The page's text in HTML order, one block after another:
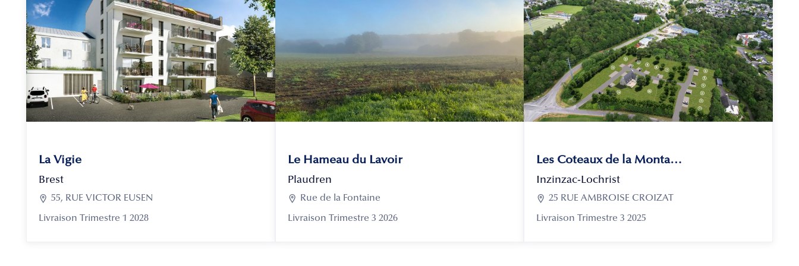
La Vigie
Brest
 55, RUE VICTOR EUSEN
Livraison Trimestre 1 2028
Le Hameau du Lavoir
Plaudren
 Rue de la Fontaine
Livraison Trimestre 3 2026
Les Coteaux de la Montagne
Inzinzac-Lochrist
 25 RUE AMBROISE CROIZAT
Livraison Trimestre 3 2025